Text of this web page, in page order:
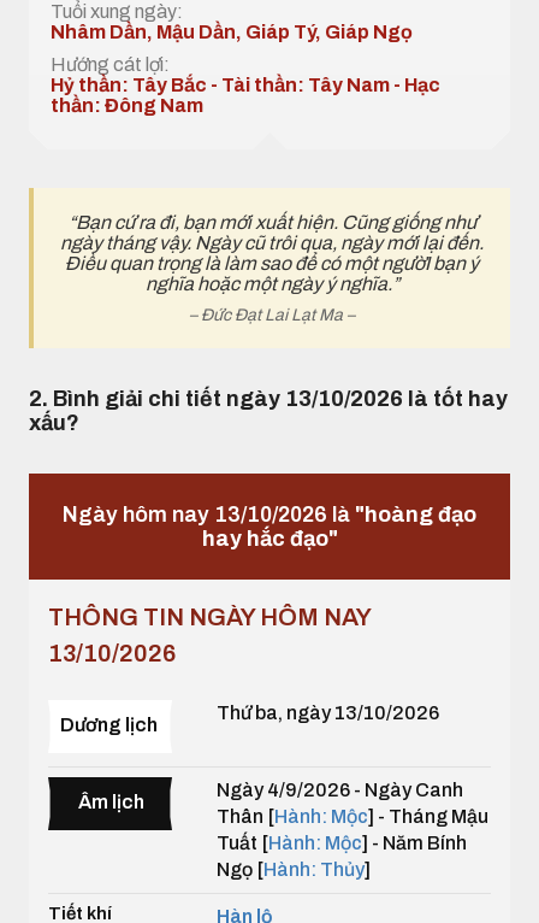
Tuổi xung ngày:
Nhâm Dần, Mậu Dần, Giáp Tý, Giáp Ngọ
Hướng cát lợi:
Hỷ thần: Tây Bắc - Tài thần: Tây Nam - Hạc
thần: Đông Nam
“Bạn cứ ra đi, bạn mới xuất hiện. Cũng giống như
ngày tháng vậy. Ngày cũ trôi qua, ngày mới lại đến.
Điều quan trọng là làm sao để có một ngườI bạn ý
nghĩa hoặc một ngày ý nghĩa.”
– Đức Đạt Lai Lạt Ma –
2. Bình giải chi tiết ngày 13/10/2026 là tốt hay
xấu?
Ngày hôm nay 13/10/2026 là "hoàng đạo
hay hắc đạo"
THÔNG TIN NGÀY HÔM NAY
13/10/2026
Dương lịch
Thứ ba, ngày 13/10/2026
Âm lịch
Ngày 4/9/2026 - Ngày Canh
Thân [Hành: Mộc] - Tháng Mậu
Tuất [Hành: Mộc] - Năm Bính
Ngọ [Hành: Thủy]
Tiết khí Hàn lộ